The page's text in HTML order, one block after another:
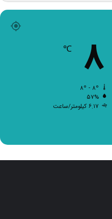
۸ ℃
۵۷%
۶.۱۷ کیلومتر/ساعت